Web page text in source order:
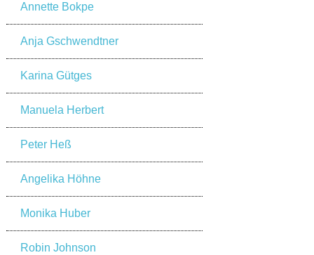
Annette Bokpe
Anja Gschwendtner
Karina Gütges
Manuela Herbert
Peter Heß
Angelika Höhne
Monika Huber
Robin Johnson